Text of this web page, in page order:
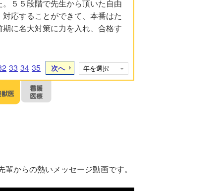
５５段階で先生から頂いた自由
応することができて、本番はた
に名大対策に力を入れ、合格す
33 34 35 次へ
からの熱いメッセージ動画です。